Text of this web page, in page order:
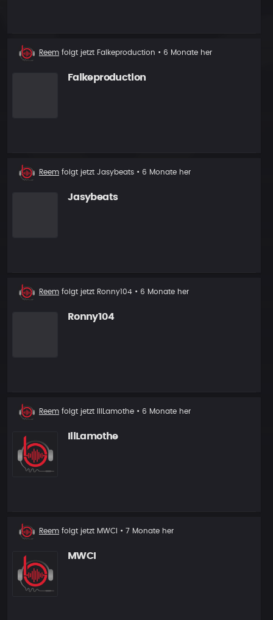
Neuer
Reem folgt jetzt Falkeproduction • 6 Monate her
Falkeproduction
Neuer
Reem folgt jetzt Jasybeats • 6 Monate her
Jasybeats
Neuer
Reem folgt jetzt Ronny104 • 6 Monate her
Ronny104
Neuer
Reem folgt jetzt IllLamothe • 6 Monate her
IllLamothe
Neuer
Reem folgt jetzt MWCI • 7 Monate her
MWCI